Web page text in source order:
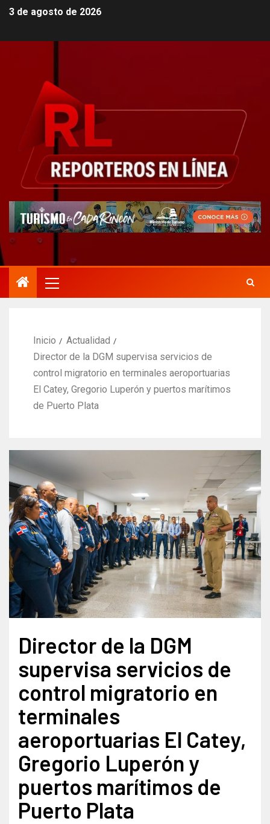
3 de agosto de 2026
Inicio
Actualidad
Director de la DGM supervisa servicios de
control migratorio en terminales aeroportuarias
El Catey, Gregorio Luperón y puertos marítimos
de Puerto Plata
Director de la DGM
supervisa servicios de
control migratorio en
terminales
aeroportuarias El Catey,
Gregorio Luperón y
puertos marítimos de
Puerto Plata